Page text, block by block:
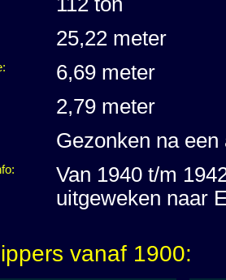
25,22 meter
6,69 meter
2,79 meter
Gezonken na
Van 1940 t/m
uitgeweken naar
vanaf 1900: